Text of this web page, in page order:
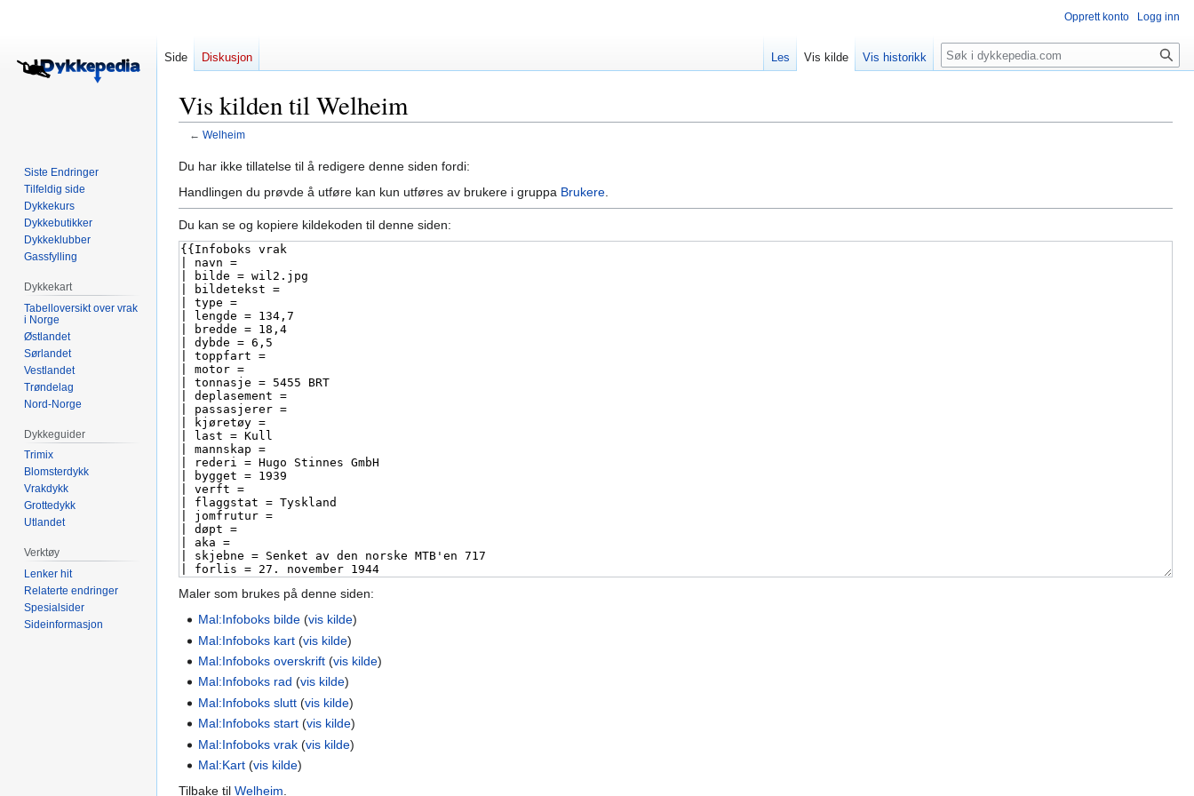
Vis kilden til Welheim
← Welheim
Hopp
til
Hopp
til
Du har ikke tillatelse til å redigere denne siden fordi:
Handlingen du prøvde å utføre kan kun utføres av brukere i gruppa Brukere
Du kan se og kopiere kildekoden til denne siden:
Maler som brukes på denne siden:
Mal:Infoboks bilde (vis kilde)
Mal:Infoboks kart (vis kilde)
Mal:Infoboks overskrift (vis kilde)
Mal:Infoboks rad (vis kilde)
Mal:Infoboks slutt (vis kilde)
Mal:Infoboks start (vis kilde)
Mal:Infoboks vrak (vis kilde)
Mal:Kart (vis kilde)
Tilbake til Welheim
Opprett konto Logg inn
Side Diskusjon Les Vis kilde Vis historikk Søk
Siste Endringer
Tilfeldig side
Dykkekurs
Dykkebutikker
Dykkeklubber
Gassfylling
Dykkekart
Tabelloversikt over vrak
i Norge
Østlandet
Sørlandet
Vestlandet
Trøndelag
Nord-Norge
Dykkeguider
Trimix
Blomsterdykk
Vrakdykk
Grottedykk
Utlandet
Verktøy
Lenker hit
Relaterte endringer
Spesialsider
Sideinformasjon